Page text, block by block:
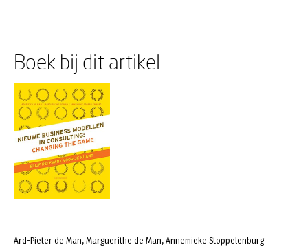
Boek bij dit artikel
Ard-Pieter de Man, Marguerithe de Man, Annemieke Stoppelenburg